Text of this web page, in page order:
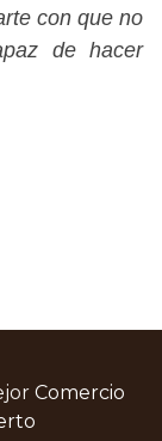
con que no
de hacer
Comercio